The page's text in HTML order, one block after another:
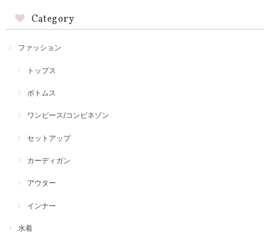
Category
ファッション
トップス
ボトムス
ワンピース/コンビネゾン
セットアップ
カーディガン
アウター
インナー
水着